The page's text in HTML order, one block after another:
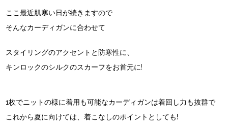
ここ最近肌寒い日が続きますので
そんなカーディガンに合わせて
スタイリングのアクセントと防寒性に、
キンロックのシルクのスカーフをお首元に!
1枚でニットの様に着用も可能なカーディガンは着回し力も抜群で
これから夏に向けては、着こなしのポイントとしても!